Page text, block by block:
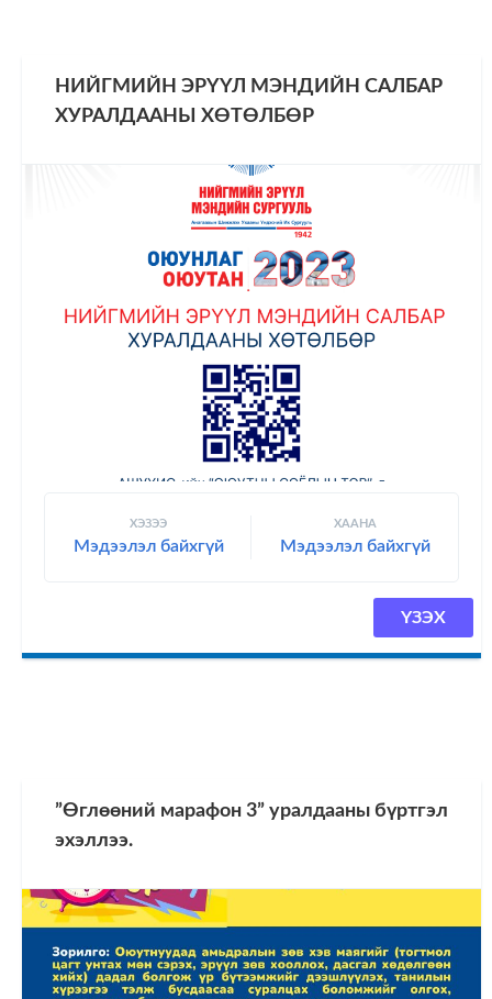
НИЙГМИЙН ЭРҮҮЛ МЭНДИЙН САЛБАР
ХУРАЛДААНЫ ХӨТӨЛБӨР
ХЭЗЭЭ
Мэдээлэл байхгүй
ХААНА
Мэдээлэл байхгүй
ҮЗЭХ
”Өглөөний марафон 3” уралдааны бүртгэл
эхэллээ.